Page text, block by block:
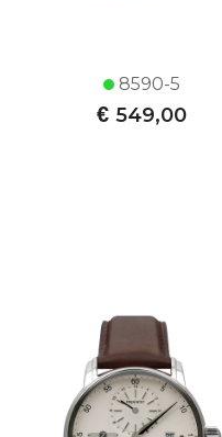
8590-5
€ 549,00